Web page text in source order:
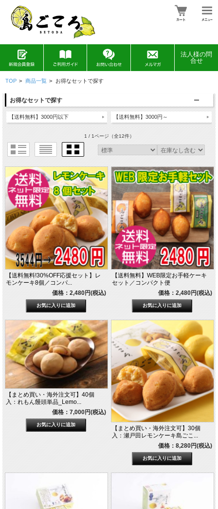
法人様の問
合せ
TOP > 商品一覧 > お得なセットで探す
お得なセットで探す
【送料無料】3000円以下 【送料無料】3000円～
1 / 1ページ（全12件）
【送料無料!30%OFF応援セット】レ
モンケーキ8個／コンパ...
価格：2,480円(税込)
【送料無料】WEB限定お手軽ケーキ
セット／コンパクト便
価格：2,480円(税込)
【まとめ買い・海外注文可】40個
入：れもん饅頭単品_Lemo...
価格：7,000円(税込)
【まとめ買い・海外注文可】30個
入：瀬戸田レモンケーキ島ごこ...
価格：8,280円(税込)